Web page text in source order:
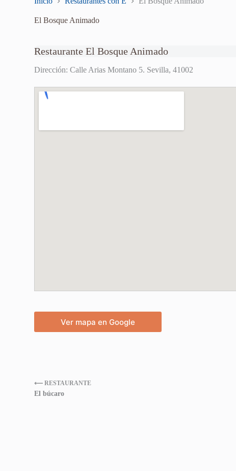
El Bosque Animado
Restaurante El Bosque Animado
Dirección: Calle Arias Montano 5. Sevilla, 41002
Ver mapa en Google
⟵ RESTAURANTE
El búcaro